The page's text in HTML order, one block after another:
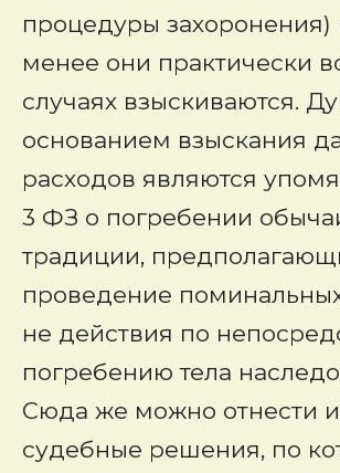
процедуры захоронения)
менее они практически
случаях взыскиваются.
основанием взыскания
расходов являются
3 ФЗ о погребении
традиции,
проведение
не действия по
погребению тела
Сюда же можно отнести и
судебные решения, по